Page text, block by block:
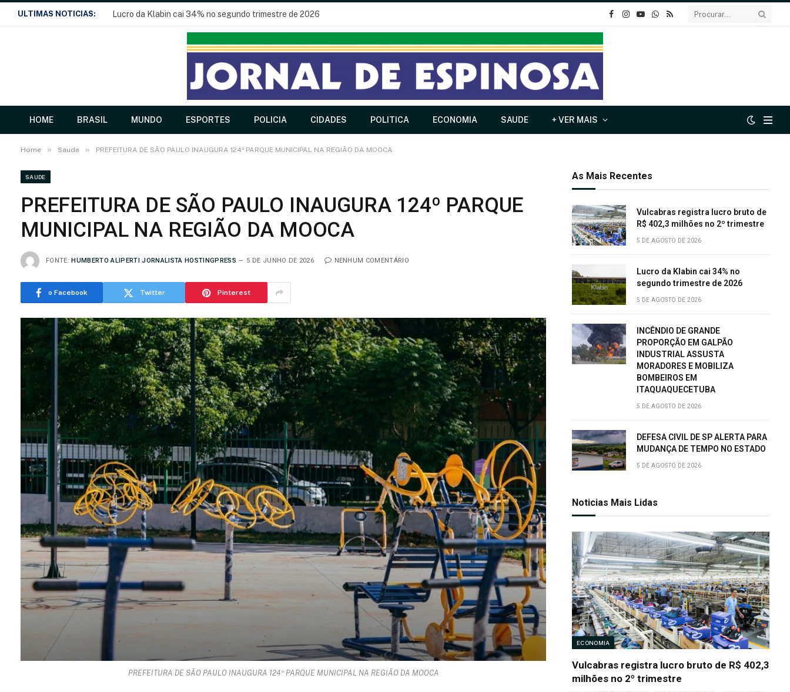
ULTIMAS NOTICIAS: Lucro da Klabin cai 34% no segundo trimestre de 2026
o
Instagram
YouTube
Whatsapp
RSS
HOME BRASIL MUNDO ESPORTES POLICIA CIDADES POLITICA ECONOMIA SAUDE + VER MAIS
Home » Saude » PREFEITURA DE SÃO PAULO INAUGURA 124º PARQUE MUNICIPAL NA REGIÃO DA MOOCA
SAUDE
PREFEITURA DE SÃO PAULO INAUGURA 124º PARQUE
MUNICIPAL NA REGIÃO DA MOOCA
FONTE: HUMBERTO ALIPERTI JORNALISTA HOSTINGPRESS 5 DE JUNHO DE 2026 NENHUM COMENTÁRIO
o Facebook Twitter Pinterest
PREFEITURA DE SÃO PAULO INAUGURA 124º PARQUE MUNICIPAL NA REGIÃO DA MOOCA
As Mais Recentes
Vulcabras registra lucro bruto de
R$ 402,3 milhões no 2º trimestre
5 DE AGOSTO DE 2026
Lucro da Klabin cai 34% no
segundo trimestre de 2026
5 DE AGOSTO DE 2026
INCÊNDIO DE GRANDE
PROPORÇÃO EM GALPÃO
INDUSTRIAL ASSUSTA
MORADORES E MOBILIZA
BOMBEIROS EM
ITAQUAQUECETUBA
5 DE AGOSTO DE 2026
DEFESA CIVIL DE SP ALERTA PARA
MUDANÇA DE TEMPO NO ESTADO
5 DE AGOSTO DE 2026
Noticias Mais Lidas
ECONOMIA
Vulcabras registra lucro bruto de R$ 402,3
milhões no 2º trimestre